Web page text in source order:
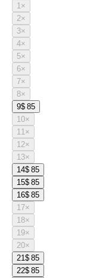
1×
2×
3×
4×
5×
6×
7×
8×
9$ 85
10×
11×
12×
13×
14$ 85
15$ 85
16$ 85
17×
18×
19×
20×
21$ 85
22$ 85